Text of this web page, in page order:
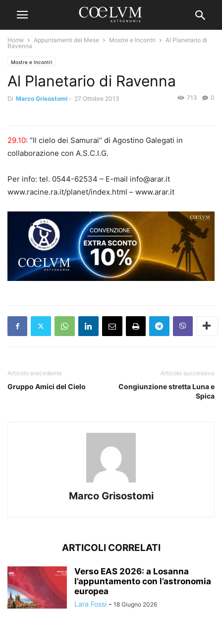
Home Appuntamenti del Mese Mostre e Incontri
Al Planetario di
Ravenna
Mostre e Incontri
Al Planetario di Ravenna
Di Marco Grisostomi - 27 Ottobre 2013 0
713
29.10: “Il cielo dei Samurai“ di Agostino Galegati in
collaborazione con A.S.C.I.G.
Per info: tel. 0544-62534 – E-mail info@arar.it
www.racine.ra.it/planet/index.html – www.arar.it
Articolo precedente
Gruppo Amici del Cielo
Articolo successivo
Congiunzione stretta Luna e
Spica
Marco Grisostomi
ARTICOLI CORRELATI
Verso EAS 2026: a Losanna
l’appuntamento con l’astronomia
europea
Lara Fossi - 18 Giugno 2026